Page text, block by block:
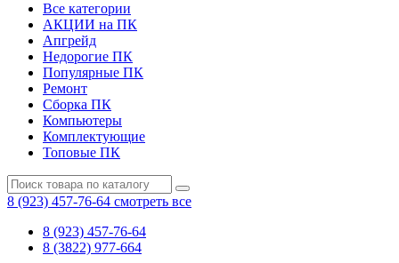
Все категории
АКЦИИ на ПК
Апгрейд
Недорогие ПК
Популярные ПК
Ремонт
Сборка ПК
Компьютеры
Комплектующие
Топовые ПК
8 (923) 457-76-64 смотреть все
8 (923) 457-76-64
8 (3822) 977-664